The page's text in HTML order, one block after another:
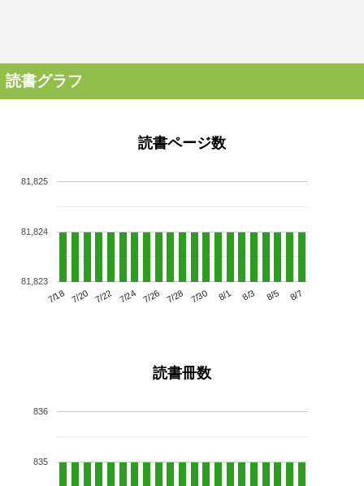
読書グラフ
読書ページ数
7/18 7/20 7/22 7/24 7/26 7/28 7/30 8/1 8/3 8/5 8/7
81,823
81,824
81,825
読書冊数
835
836